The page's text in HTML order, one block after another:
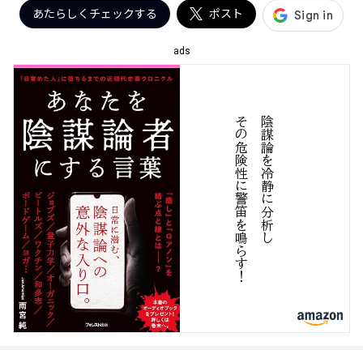
あたらしくチェックする ポスト
ads
陰
謀
論
を
冷
静
に
分
析
し
そ
の
危
険
性
に
警
笛
を
鳴
す
！